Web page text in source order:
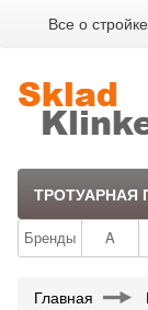
Все о стройке
ТРОТУАРНАЯ
Бренды A
Главная